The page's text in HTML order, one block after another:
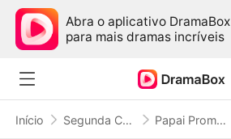
Abra o aplicativo DramaBox
para mais dramas incríveis
Início Segunda Chance no Amor Papai Promotor, Salve minha Mamãe!